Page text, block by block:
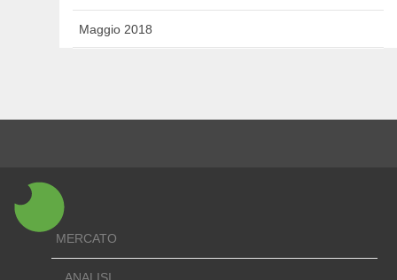
Maggio 2018
MERCATO
ANALISI